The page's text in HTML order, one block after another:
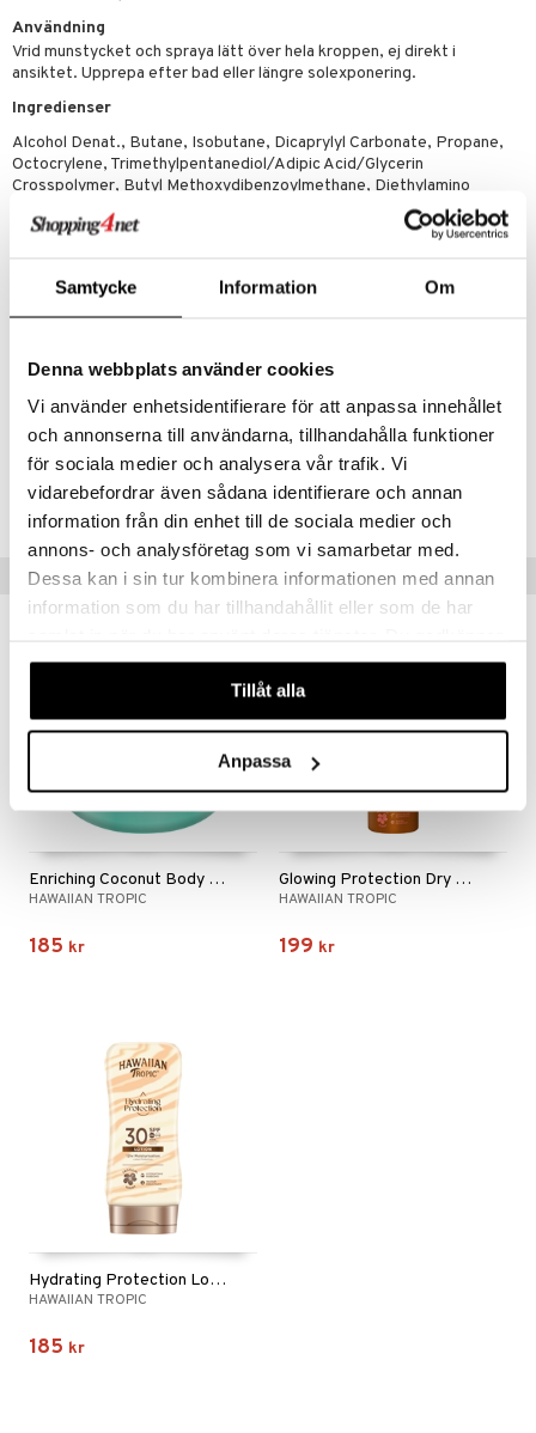
Samtycke Information Om
Denna webbplats använder cookies
Vi använder enhetsidentifierare för att anpassa innehållet
och annonserna till användarna, tillhandahålla funktioner
för sociala medier och analysera vår trafik. Vi
vidarebefordrar även sådana identifierare och annan
information från din enhet till de sociala medier och
annons- och analysföretag som vi samarbetar med.
Dessa kan i sin tur kombinera informationen med annan
information som du har tillhandahållit eller som de har
våra cookies vid fortsatt användande av vår webbplats.
Tillåt alla
Anpassa
Användning
Vrid munstycket och spraya lätt över hela kroppen, ej direkt i
ansiktet. Upprepa efter bad eller längre solexponering.
Ingredienser
Alcohol Denat., Butane, Isobutane, Dicaprylyl Carbonate, Propane,
Octocrylene, Trimethylpentanediol/Adipic Acid/Glycerin
Crosspolymer, Butyl Methoxydibenzoylmethane, Diethylamino
Hydroxybenzoyl Hexyl Benzoate, Isoamyl P-Methoxycinnamate, Bis-
Ethylhexyloxyphenol Methoxyphenyl Triazine, Ethylhexyl Triazone,
Incarnata Fruit Extract, Plumeria Acutifolia Flower Extract, Psidium
Guajava Fruit Extract
Artikelnr
CHWAP-HT-180-XX-XX
Lägsta pris senaste 30 dagarna: 139 kr
Tips till dig
Enriching Coconut Body Butter After Sun
HAWAIIAN TROPIC
185 kr
Glowing Protection Dry Oil Spray SPF15
HAWAIIAN TROPIC
199 kr
Hydrating Protection Lotion SPF30
HAWAIIAN TROPIC
185 kr